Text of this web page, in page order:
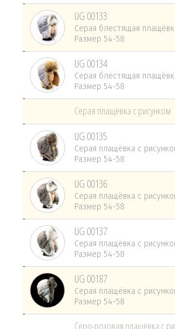
UG 00133
Серая блестящая
Размер 54-58
UG 00134
Серая блестящая
Размер 54-58
Серая плащёвка с рисунком
UG 00135
Серая плащёвка с
Размер 54-58
UG 00136
Серая плащёвка с
Размер 54-58
UG 00137
Серая плащёвка с
Размер 54-58
UG 00187
Серая плащёвка с
Размер 54-58
Серо-розовая плащёвка с